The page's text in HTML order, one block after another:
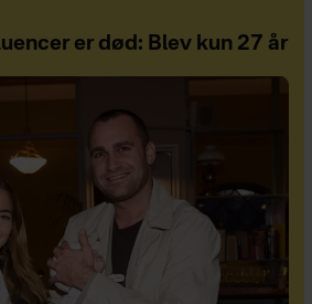
er død: Blev kun 27 år